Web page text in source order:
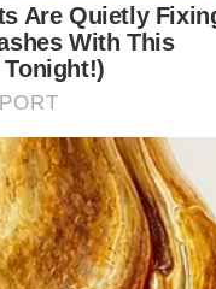
Are Quietly
With This